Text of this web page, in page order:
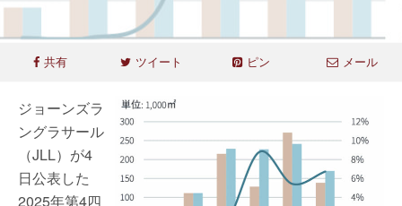
共有 ツイート ピン メール
ジョーンズラ
ングラサール
（JLL）が4
日公表した
2025年第4四